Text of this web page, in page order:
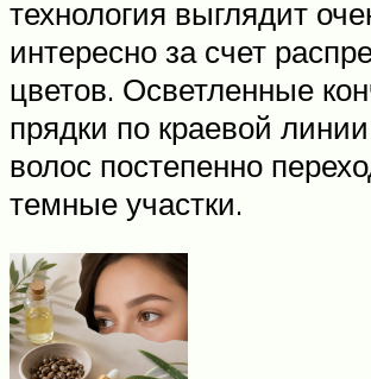
технология выглядит
интересно за счет
цветов. Осветленные
прядки по краевой
волос постепенно
темные участки.